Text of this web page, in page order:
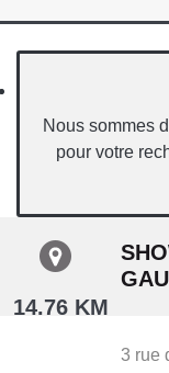
Nous sommes
pour votre
14.76 KM
3 rue